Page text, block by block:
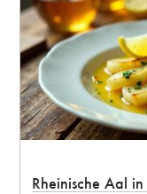
Rheinische Aal